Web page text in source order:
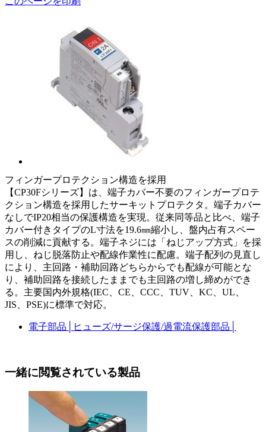
フィンガープロテクション構造を採用
【CP30Fシリーズ】は、端子カバー不要のフィンガープロテ
クション構造を採用したサーキットプロテクタ。端子カバー
なしでIP20相当の保護構造を実現。従来同等品と比べ、端子
カバー付きタイプのL寸法を19.6㎜縮小し、盤内占有スペー
スの削減に貢献する。端子ネジには「ねじアップ方式」を採
用し、ねじ脱落防止や配線作業性に配慮。端子配列の見直し
により、主回路・補助回路どちらからでも配線が可能とな
り、補助回路を接続したままでも主回路の増し締めができ
る。主要国内外規格(IEC、CE、CCC、TUV、KC、UL、
JIS、PSE)に標準で対応。
電子部品 ヒューズ/サージ保護/過電流保護部品
一緒に閲覧されている製品